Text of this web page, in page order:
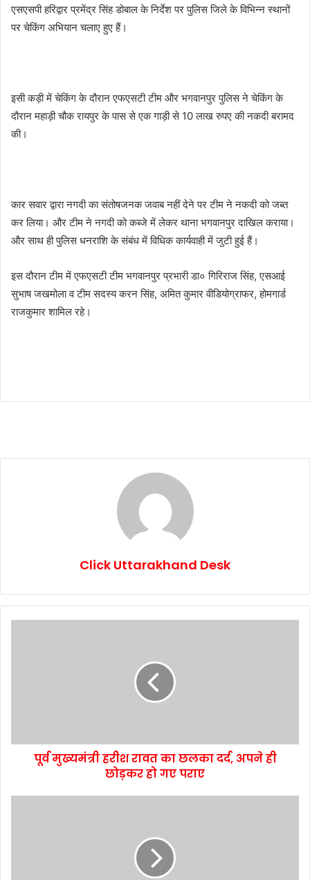
एसएसपी हरिद्वार प्रमेंद्र सिंह डोबाल के निर्देश पर पुलिस जिले के विभिन्न स्थानों
पर चेकिंग अभियान चलाए हुए हैं।
इसी कड़ी में चेकिंग के दौरान एफएसटी टीम और भगवानपुर पुलिस ने चेकिंग के
दौरान महाड़ी चौक रायपुर के पास से एक गाड़ी से 10 लाख रुपए की नकदी बरामद
की।
कार सवार द्वारा नगदी का संतोषजनक जवाब नहीं देने पर टीम ने नकदी को जब्त
कर लिया। और टीम ने नगदी को कब्जे में लेकर थाना भगवानपुर दाखिल कराया।
और साथ ही पुलिस धनराशि के संबंध में विधिक कार्यवाही में जुटी हुई हैं।
इस दौरान टीम में एफएसटी टीम भगवानपुर प्रभारी डा० गिरिराज सिंह, एसआई
सुभाष जखमोला व टीम सदस्य करन सिंह, अमित कुमार वीडियोग्राफर, होमगार्ड
राजकुमार शामिल रहे।
Click Uttarakhand Desk
पूर्व मुख्यमंत्री हरीश रावत का छलका दर्द, अपने ही
छोड़कर हो गए पराए